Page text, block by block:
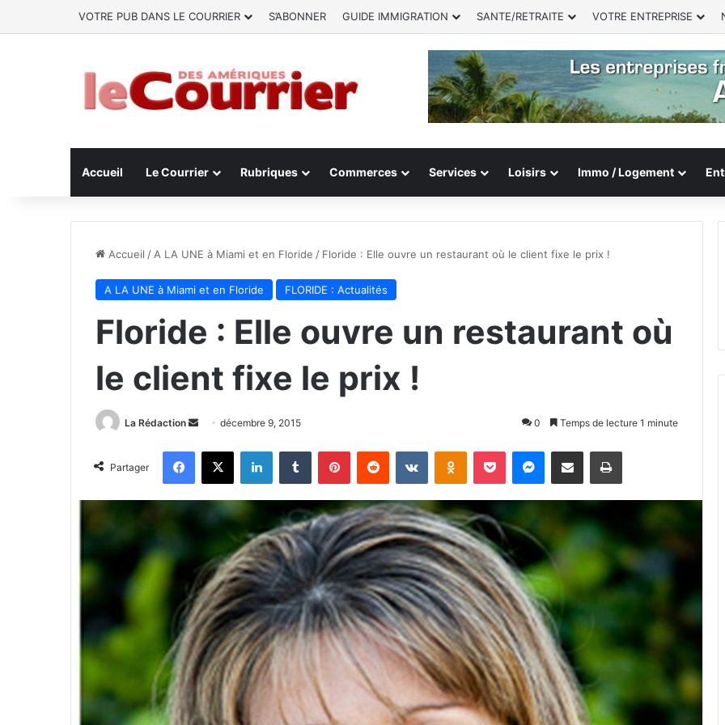
VOTRE PUB DANS LE COURRIER S’ABONNER GUIDE IMMIGRATION SANTE/RETRAITE VOTRE ENTREPRISE
Accueil Le Courrier Rubriques Commerces Services Loisirs Immo / Logement
Accueil / A LA UNE à Miami et en Floride / Floride : Elle ouvre un restaurant où le client fixe le prix !
A LA UNE à Miami et en Floride FLORIDE : Actualités
Floride : Elle ouvre un restaurant où
le client fixe le prix !
La Rédaction
o
y
n
c
o
u
r
r
e
décembre 9, 2015 0 Temps de lecture 1 minute
Partager